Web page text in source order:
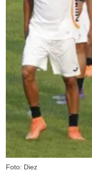
Foto: Diez